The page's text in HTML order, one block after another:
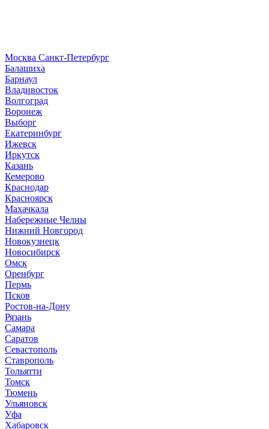
Москва Санкт-Петербург
Балашиха
Барнаул
Владивосток
Волгоград
Воронеж
Выборг
Екатеринбург
Ижевск
Иркутск
Казань
Кемерово
Краснодар
Красноярск
Махачкала
Набережные Челны
Нижний Новгород
Новокузнецк
Новосибирск
Омск
Оренбург
Пермь
Псков
Ростов-на-Дону
Рязань
Самара
Саратов
Севастополь
Ставрополь
Тольятти
Томск
Тюмень
Ульяновск
Уфа
Хабаровск